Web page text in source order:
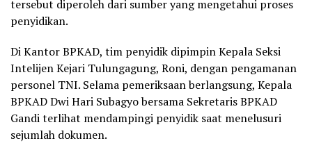
tersebut diperoleh dari sumber yang mengetahui proses
penyidikan.
Di Kantor BPKAD, tim penyidik dipimpin Kepala Seksi
Intelijen Kejari Tulungagung, Roni, dengan pengamanan
personel TNI. Selama pemeriksaan berlangsung, Kepala
BPKAD Dwi Hari Subagyo bersama Sekretaris BPKAD
Gandi terlihat mendampingi penyidik saat menelusuri
sejumlah dokumen.